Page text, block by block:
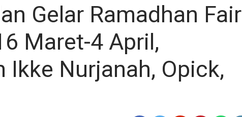
Gelar Ramadhan Fair
Maret-4 April,
Ikke Nurjanah, Opick,